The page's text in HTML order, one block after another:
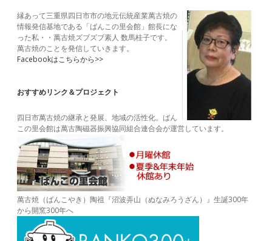
縁あって三重県四日市市の地元伝統産業萬古焼の
情報発信基地である「ばんこの里会館」館長にな
った私・・萬古焼ズブズブ素人 数馬桂子です。
萬古焼のことを発信していきます。
Facebookはこちらから>>
おすすめリンク＆プロジェクト
四日市萬古焼の継承と発展、地域の活性化。ばん
この里会館は萬古陶磁器振興協同組合連合会が運営しています。
萬古焼（ばんこやき）陶祖『沼波弄山（ぬなみろうざん）』生誕300年
から開窯300年へ